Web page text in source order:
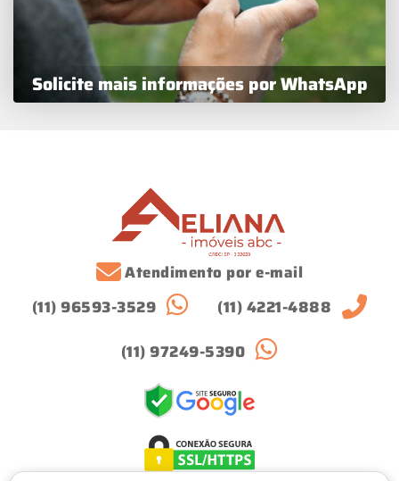
Solicite mais informações por WhatsApp
Atendimento por e-mail
(11) 96593-3529
(11) 4221-4888
(11) 97249-5390